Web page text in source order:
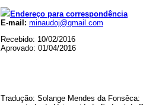
Endereço para correspondência
E-mail: minaudoj@gmail.com
Recebido: 10/02/2016
Aprovado: 01/04/2016
Tradução: Solange Mendes da